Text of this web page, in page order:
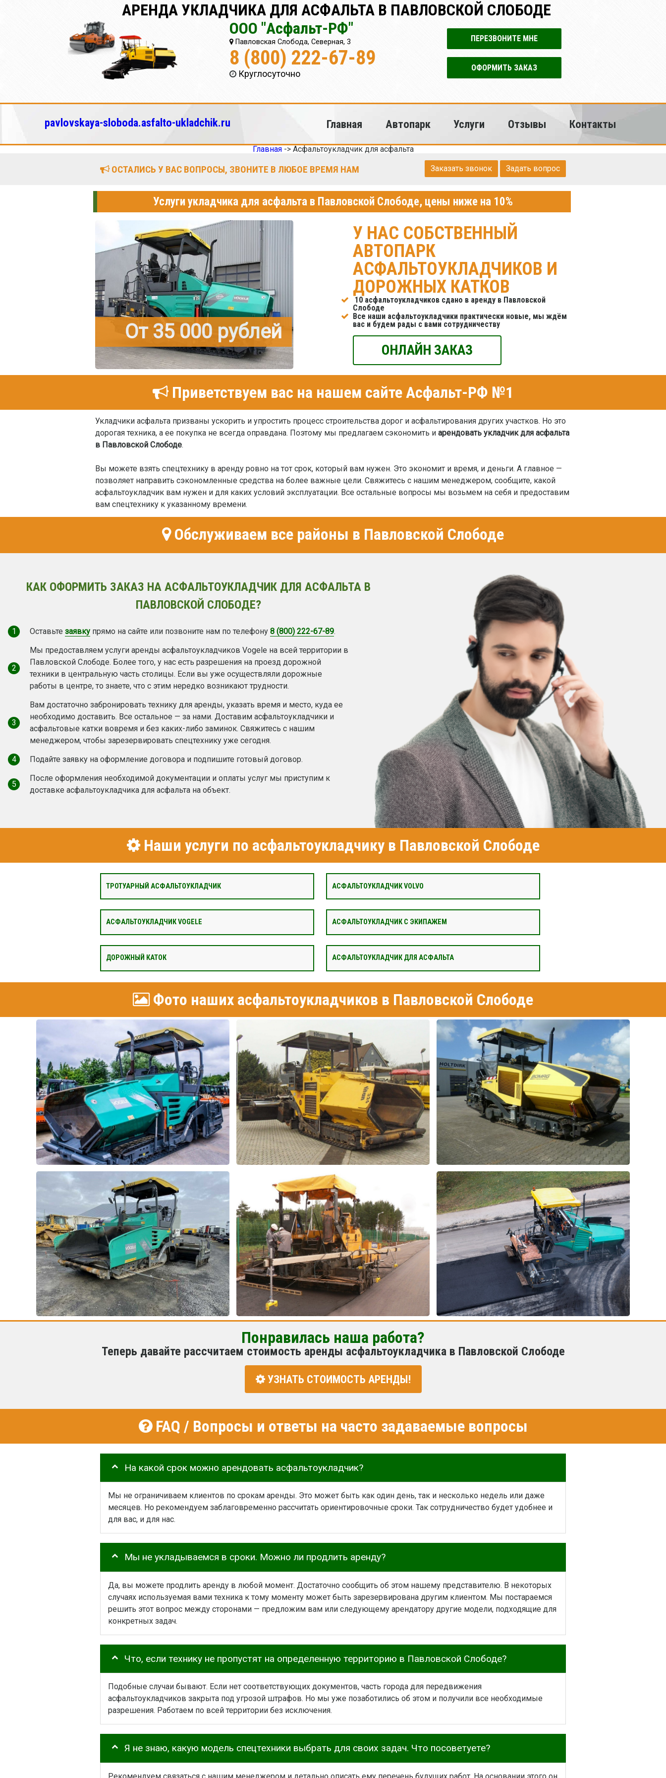
АРЕНДА УКЛАДЧИКА ДЛЯ АСФАЛЬТА В ПАВЛОВСКОЙ СЛОБОДЕ
ООО "Асфальт-РФ"
Павловская Слобода, Северная, 3
8 (800) 222-67-89
Круглосуточно
ПЕРЕЗВОНИТЕ МНЕ
ОФОРМИТЬ ЗАКАЗ
pavlovskaya-sloboda.asfalto-ukladchik.ru Главная Автопарк Услуги Отзывы Контакты
Главная-> Асфальтоукладчик для асфальта
ОСТАЛИСЬ У ВАС ВОПРОСЫ, ЗВОНИТЕ В ЛЮБОЕ ВРЕМЯ НАМ Заказать звонок Задать вопрос
Услуги укладчика для асфальта в Павловской Слободе, цены ниже на 10%
От 35 000 рублей
У НАС СОБСТВЕННЫЙ
АВТОПАРК
АСФАЛЬТОУКЛАДЧИКОВ И
ДОРОЖНЫХ КАТКОВ
10 асфальтоукладчиков сдано в аренду в Павловской
Слободе
Все наши асфальтоукладчики практически новые, мы ждём
вас и будем рады с вами сотрудничеству
ОНЛАЙН ЗАКАЗ
Приветствуем вас на нашем сайте Асфальт-РФ №1
Укладчики асфальта призваны ускорить и упростить процесс строительства дорог и асфальтирования других участков. Но это
дорогая техника, а ее покупка не всегда оправдана. Поэтому мы предлагаем сэкономить и арендовать укладчик для асфальта
в Павловской Слободе.
Вы можете взять спецтехнику в аренду ровно на тот срок, который вам нужен. Это экономит и время, и деньги. А главное —
позволяет направить сэкономленные средства на более важные цели. Свяжитесь с нашим менеджером, сообщите, какой
асфальтоукладчик вам нужен и для каких условий эксплуатации. Все остальные вопросы мы возьмем на себя и предоставим
вам спецтехнику к указанному времени.
Обслуживаем все районы в Павловской Слободе
КАК ОФОРМИТЬ ЗАКАЗ НА АСФАЛЬТОУКЛАДЧИК ДЛЯ АСФАЛЬТА В
ПАВЛОВСКОЙ СЛОБОДЕ?
1 Оставьте заявку прямо на сайте или позвоните нам по телефону 8 (800) 222-67-89.
2
Мы предоставляем услуги аренды асфальтоукладчиков Vogele на всей территории в
Павловской Слободе. Более того, у нас есть разрешения на проезд дорожной
техники в центральную часть столицы. Если вы уже осуществляли дорожные
работы в центре, то знаете, что с этим нередко возникают трудности.
3
Вам достаточно забронировать технику для аренды, указать время и место, куда ее
необходимо доставить. Все остальное — за нами. Доставим асфальтоукладчики и
асфальтовые катки вовремя и без каких-либо заминок. Свяжитесь с нашим
менеджером, чтобы зарезервировать спецтехнику уже сегодня.
4
Подайте заявку на оформление договора и подпишите готовый договор.
5
После оформления необходимой документации и оплаты услуг мы приступим к
доставке асфальтоукладчика для асфальта на объект.
Наши услуги по асфальтоукладчику в Павловской Слободе
ТРОТУАРНЫЙ АСФАЛЬТОУКЛАДЧИК АСФАЛЬТОУКЛАДЧИК VOLVO
АСФАЛЬТОУКЛАДЧИК VOGELE АСФАЛЬТОУКЛАДЧИК С ЭКИПАЖЕМ
ДОРОЖНЫЙ КАТОК АСФАЛЬТОУКЛАДЧИК ДЛЯ АСФАЛЬТА
Фото наших асфальтоукладчиков в Павловской Слободе
Понравилась наша работа?
Теперь давайте рассчитаем стоимость аренды асфальтоукладчика в Павловской Слободе
УЗНАТЬ СТОИМОСТЬ АРЕНДЫ!
FAQ / Вопросы и ответы на часто задаваемые вопросы
На какой срок можно арендовать асфальтоукладчик?
Мы не ограничиваем клиентов по срокам аренды. Это может быть как один день, так и несколько недель или даже
месяцев. Но рекомендуем заблаговременно рассчитать ориентировочные сроки. Так сотрудничество будет удобнее и
для вас, и для нас.
Мы не укладываемся в сроки. Можно ли продлить аренду?
Да, вы можете продлить аренду в любой момент. Достаточно сообщить об этом нашему представителю. В некоторых
случаях используемая вами техника к тому моменту может быть зарезервирована другим клиентом. Мы постараемся
решить этот вопрос между сторонами — предложим вам или следующему арендатору другие модели, подходящие для
конкретных задач.
Что, если технику не пропустят на определенную территорию в Павловской Слободе?
Подобные случаи бывают. Если нет соответствующих документов, часть города для передвижения
асфальтоукладчиков закрыта под угрозой штрафов. Но мы уже позаботились об этом и получили все необходимые
разрешения. Работаем по всей территории без исключения.
Я не знаю, какую модель спецтехники выбрать для своих задач. Что посоветуете?
Рекомендуем связаться с нашим менеджером и детально описать ему перечень будущих работ. На основании этого он